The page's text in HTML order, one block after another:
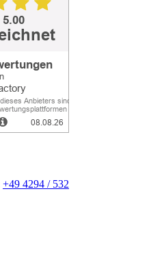
+49 4294 / 532